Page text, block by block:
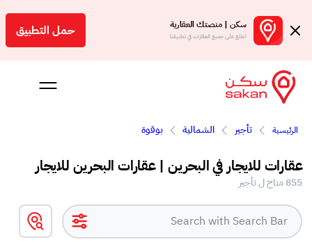
سكن | منصتك العقارية
اطلع على جميع العقارات في تطبيقنا حمل التطبيق
بالعمولة
الرئيسية تأجير الشمالية بوقوة
عقارات للايجار في البحرين | عقارات البحرين للايجار
855 متاح ل تأجير